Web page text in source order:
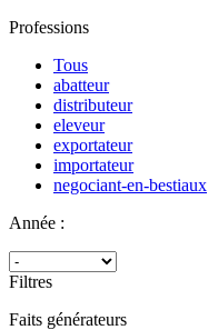
Professions
Tous
abatteur
distributeur
eleveur
exportateur
importateur
negociant-en-bestiaux
Année :
Filtres
Faits générateurs